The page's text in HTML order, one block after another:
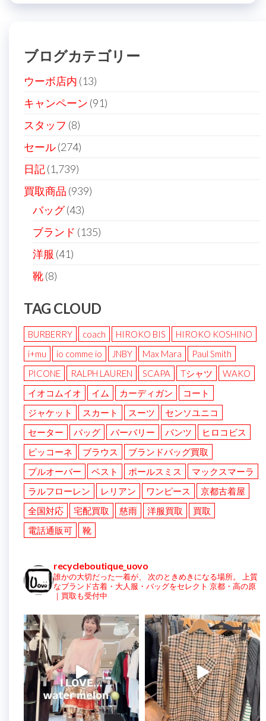
シ
ョ
ン
ブログカテゴリー
ウーボ店内 (13)
キャンペーン (91)
スタッフ (8)
セール(274)
日記(1,739)
買取商品 (939)
バッグ(43)
ブランド (135)
洋服 (41)
靴(8)
TAG CLOUD
BURBERRY coach HIROKO BIS
HIROKO KOSHINO
i+mu
io comme io JNBY Max Mara
Paul Smith
PICONE
RALPH LAUREN SCAPA Tシャツ
WAKO
イオコムイオ
イム カーディガン
コート
ジャケット
スカート スーツ
センソユニコ
セーター
バッグ バーバリー パンツ
ヒロコビス
ピッコーネ
ブラウス
ブランドバッグ買取
プルオーバー
ベスト ポールスミス
マックスマーラ
ラルフローレン
レリアン ワンピース
京都古着屋
全国対応
宅配買取 慈雨 洋服買取
買取
電話通販可
靴
recycleboutique_uovo
誰かの大切だった一着が、 次のときめきになる場所。
上質
なブランド古着・大人服・バッグをセレクト 京都・高の原
｜買取も受付中